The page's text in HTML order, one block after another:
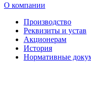
О компании
Производство
Реквизиты и устав
Акционерам
История
Нормативные